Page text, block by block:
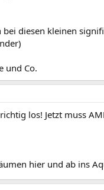
diesen kleinen
und Co.
los! Jetzt muss
hier und ab ins